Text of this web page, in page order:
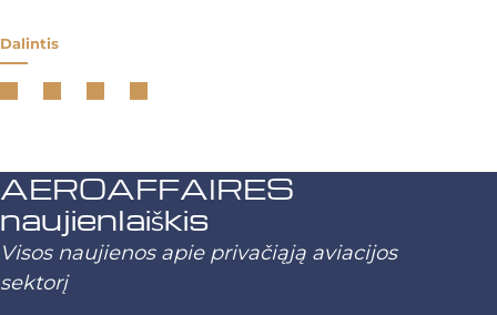
Dalintis
AEROAFFAIRES
naujienlaiškis
Visos naujienos apie privačiąją aviacijos
sektorį